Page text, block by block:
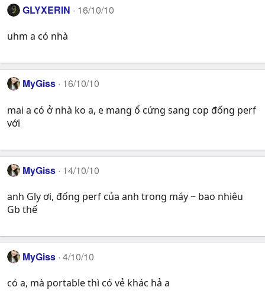
GLYXERIN 16/10/10
uhm a có nhà
MyGiss 16/10/10
mai a có ở nhà ko a, e mang ổ cứng sang cop đống perf
với
MyGiss 14/10/10
anh Gly ơi, đống perf của anh trong máy ~ bao nhiêu
Gb thế
MyGiss 4/10/10
có a, mà portable thì có vẻ khác hả a